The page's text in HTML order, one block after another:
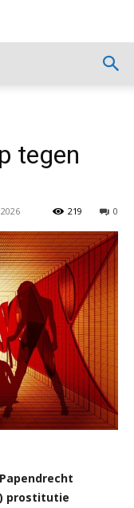
tegen
0
219
prostitutie